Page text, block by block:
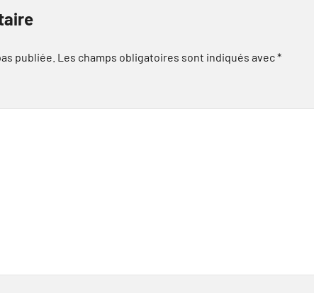
publiée. Les champs obligatoires sont indiqués avec*